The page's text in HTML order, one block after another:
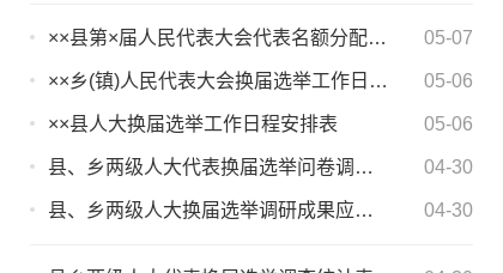
××县第×届人民代表大会代表名额分配及构成要求表 05-07
××乡(镇)人民代表大会换届选举工作日程安排表 05-06
××县人大换届选举工作日程安排表 05-06
县、乡两级人大代表换届选举问卷调查表 04-30
县、乡两级人大换届选举调研成果应用表 04-30